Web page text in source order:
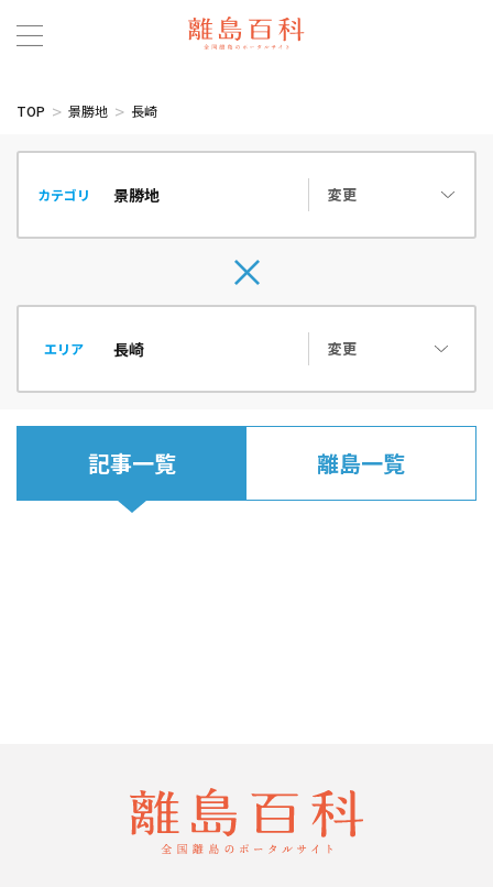
TOP 景勝地 長崎
カテゴリ 変更
エリア 変更
記事一覧 離島一覧